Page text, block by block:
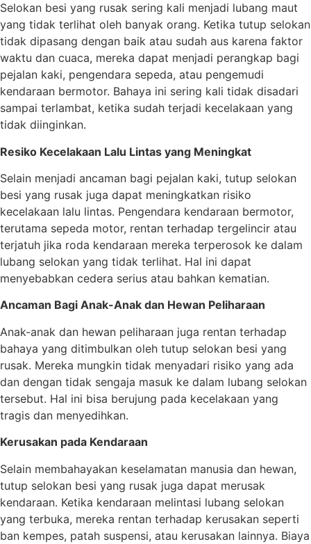
Selokan besi yang rusak sering kali menjadi lubang maut
yang tidak terlihat oleh banyak orang. Ketika tutup selokan
tidak dipasang dengan baik atau sudah aus karena faktor
waktu dan cuaca, mereka dapat menjadi perangkap bagi
pejalan kaki, pengendara sepeda, atau pengemudi
kendaraan bermotor. Bahaya ini sering kali tidak disadari
sampai terlambat, ketika sudah terjadi kecelakaan yang
tidak diinginkan.
Resiko Kecelakaan Lalu Lintas yang Meningkat
Selain menjadi ancaman bagi pejalan kaki, tutup selokan
besi yang rusak juga dapat meningkatkan risiko
kecelakaan lalu lintas. Pengendara kendaraan bermotor,
terutama sepeda motor, rentan terhadap tergelincir atau
terjatuh jika roda kendaraan mereka terperosok ke dalam
lubang selokan yang tidak terlihat. Hal ini dapat
menyebabkan cedera serius atau bahkan kematian.
Ancaman Bagi Anak-Anak dan Hewan Peliharaan
Anak-anak dan hewan peliharaan juga rentan terhadap
bahaya yang ditimbulkan oleh tutup selokan besi yang
rusak. Mereka mungkin tidak menyadari risiko yang ada
dan dengan tidak sengaja masuk ke dalam lubang selokan
tersebut. Hal ini bisa berujung pada kecelakaan yang
tragis dan menyedihkan.
Kerusakan pada Kendaraan
Selain membahayakan keselamatan manusia dan hewan,
tutup selokan besi yang rusak juga dapat merusak
kendaraan. Ketika kendaraan melintasi lubang selokan
yang terbuka, mereka rentan terhadap kerusakan seperti
ban kempes, patah suspensi, atau kerusakan lainnya. Biaya